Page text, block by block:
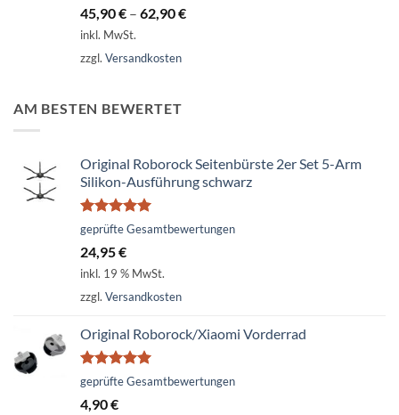
von 5
45,90€ – 62,90€
inkl. MwSt.
zzgl. Versandkosten
AM BESTEN BEWERTET
Original Roborock Seitenbürste 2er Set 5-Arm
Silikon-Ausführung schwarz
Bewertet
von 5
geprüfte Gesamtbewertungen
24,95€
inkl. 19 % MwSt.
zzgl. Versandkosten
Original Roborock/Xiaomi Vorderrad
Bewertet
von 5
geprüfte Gesamtbewertungen
4,90€